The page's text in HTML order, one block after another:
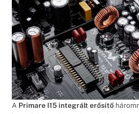
A Primare I15 integrált erősítő